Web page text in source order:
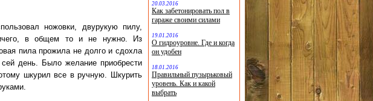
ножовки, двурукую пилу,
в общем то и не нужно. Из
пила прожила не долго и сдохла
день. Было желание приобрести
шкурил все в ручную. Шкурить
20.03.2016
Как забетонировать пол в
гараже своими силами
19.01.2016
О гидроуровне. Где и когда
он удобен
18.01.2016
Правильный пузырьковый
уровень. Как и какой
выбрать